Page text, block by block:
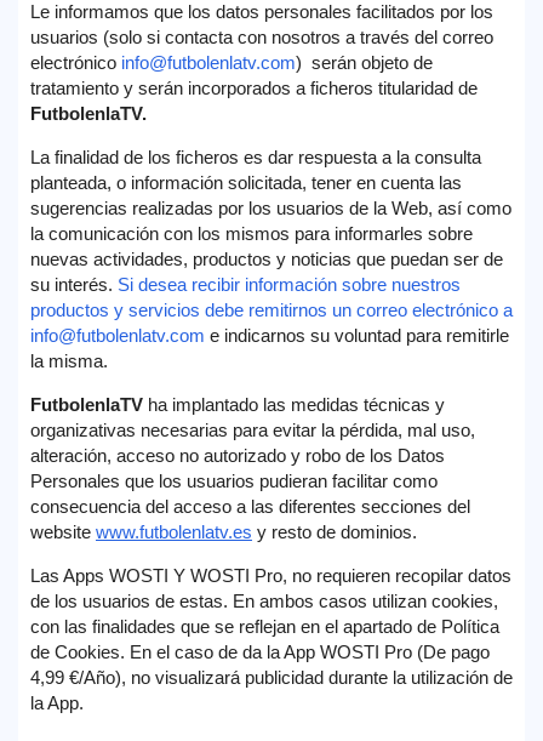
Le informamos que los datos personales facilitados por los
usuarios (solo si contacta con nosotros a través del correo
electrónico info@futbolenlatv.com) serán objeto de
tratamiento y serán incorporados a ficheros titularidad de
FutbolenlaTV.
La finalidad de los ficheros es dar respuesta a la consulta
planteada, o información solicitada, tener en cuenta las
sugerencias realizadas por los usuarios de la Web, así como
la comunicación con los mismos para informarles sobre
nuevas actividades, productos y noticias que puedan ser de
su interés. Si desea recibir información sobre nuestros
productos y servicios debe remitirnos un correo electrónico a
info@futbolenlatv.com e indicarnos su voluntad para remitirle
la misma.
FutbolenlaTV ha implantado las medidas técnicas y
organizativas necesarias para evitar la pérdida, mal uso,
alteración, acceso no autorizado y robo de los Datos
Personales que los usuarios pudieran facilitar como
consecuencia del acceso a las diferentes secciones del
website www.futbolenlatv.es y resto de dominios.
Las Apps WOSTI Y WOSTI Pro, no requieren recopilar datos
de los usuarios de estas. En ambos casos utilizan cookies,
con las finalidades que se reflejan en el apartado de Política
de Cookies. En el caso de da la App WOSTI Pro (De pago
4,99 €/Año), no visualizará publicidad durante la utilización de
la App.